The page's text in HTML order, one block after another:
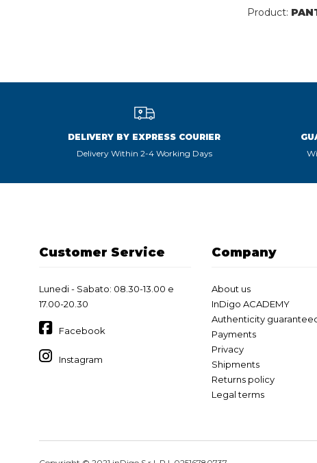
Product:
DELIVERY BY EXPRESS COURIER
Delivery Within 2-4 Working Days
Customer Service
Lunedi - Sabato: 08.30-13.00 e
17.00-20.30
Facebook
Instagram
Company
About us
InDigo ACADEMY
Authenticity
Payments
Privacy
Shipments
Returns policy
Legal terms